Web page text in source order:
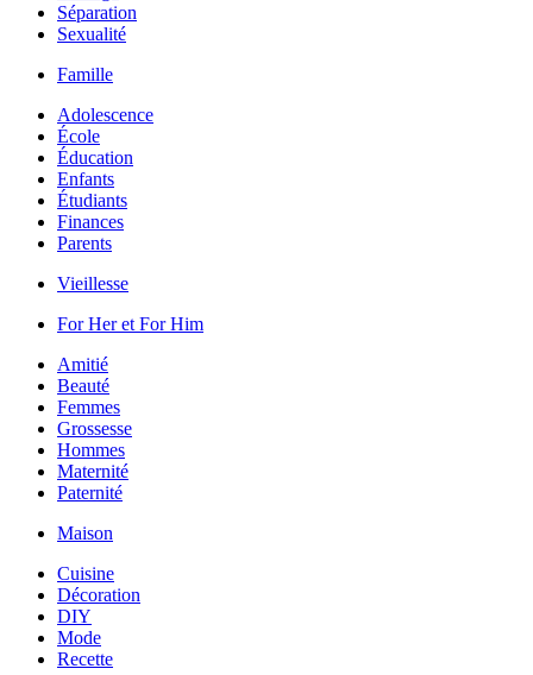
Séparation
Sexualité
Famille
Adolescence
École
Éducation
Enfants
Étudiants
Finances
Parents
Vieillesse
For Her et For Him
Amitié
Beauté
Femmes
Grossesse
Hommes
Maternité
Paternité
Maison
Cuisine
Décoration
DIY
Mode
Recette